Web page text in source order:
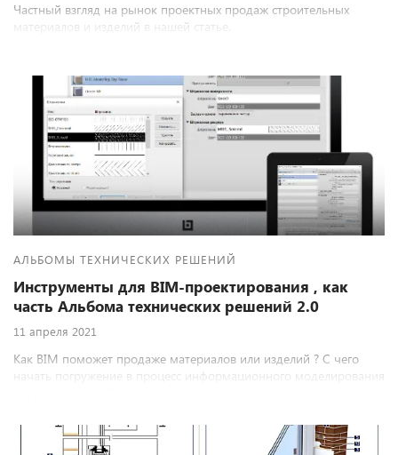
Частный взгляд на рынок проектных продаж строительных
материалов и изделий в нашей статье.
АЛЬБОМЫ ТЕХНИЧЕСКИХ РЕШЕНИЙ
Инструменты для BIM-проектирования , как
часть Альбома технических решений 2.0
11 апреля 2021
Как BIM поможет продаже материалов или изделий ? С чего
начать погружение в процесс информационного моделирования